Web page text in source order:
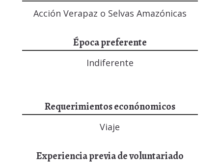
Acción Verapaz o Selvas Amazónicas
Época preferente
Indiferente
Requerimientos econónomicos
Viaje
Experiencia previa de voluntariado